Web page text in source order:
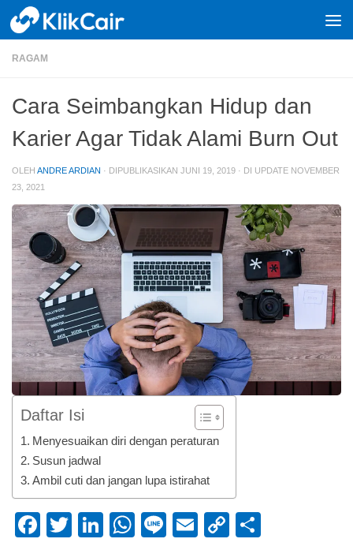
Skip to content
RAGAM
Cara Seimbangkan Hidup dan
Karier Agar Tidak Alami Burn Out
OLEH ANDRE ARDIAN · DIPUBLIKASIKAN JUNI 19, 2019 · DI UPDATE NOVEMBER
23, 2021
Daftar Isi
Menyesuaikan diri dengan peraturan
Susun jadwal
Ambil cuti dan jangan lupa istirahat
Facebook
TwitterLinkedIn
WhatsApp
LineEmailCopy